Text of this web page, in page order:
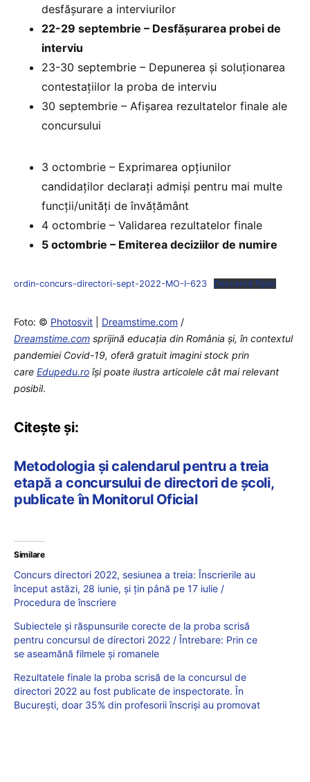
desfășurare a interviurilor
22-29 septembrie – Desfășurarea probei de
interviu
23-30 septembrie – Depunerea și soluționarea
contestațiilor la proba de interviu
30 septembrie – Afișarea rezultatelor finale ale
concursului
3 octombrie – Exprimarea opțiunilor
candidaților declarați admiși pentru mai multe
funcții/unități de învățământ
4 octombrie – Validarea rezultatelor finale
5 octombrie – Emiterea deciziilor de numire
ordin-concurs-directori-sept-2022-MO-I-623 Descarcă fișier
Foto: © Photosvit Dreamstime.com /
Dreamstime.com sprijină educaţia din România şi, în contextul
pandemiei Covid-19, oferă gratuit imagini stock prin
care Edupedu.ro îşi poate ilustra articolele cât mai relevant
posibil.
Citește și:
Metodologia și calendarul pentru a treia
etapă a concursului de directori de școli,
publicate în Monitorul Oficial
Similare
Concurs directori 2022, sesiunea a treia: Înscrierile au
început astăzi, 28 iunie, și țin până pe 17 iulie /
Procedura de înscriere
Subiectele și răspunsurile corecte de la proba scrisă
pentru concursul de directori 2022 / Întrebare: Prin ce
se aseamănă filmele și romanele
Rezultatele finale la proba scrisă de la concursul de
directori 2022 au fost publicate de inspectorate. În
București, doar 35% din profesorii înscriși au promovat